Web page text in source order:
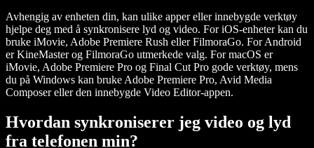
Avhengig av enheten din, kan ulike apper eller innebygde verktøy
hjelpe deg med å synkronisere lyd og video. For iOS-enheter kan du
bruke iMovie, Adobe Premiere Rush eller FilmoraGo. For Android
er KineMaster og FilmoraGo utmerkede valg. For macOS er
iMovie, Adobe Premiere Pro og Final Cut Pro gode verktøy, mens
du på Windows kan bruke Adobe Premiere Pro, Avid Media
Composer eller den innebygde Video Editor-appen.
Hvordan synkroniserer jeg video og lyd
fra telefonen min?